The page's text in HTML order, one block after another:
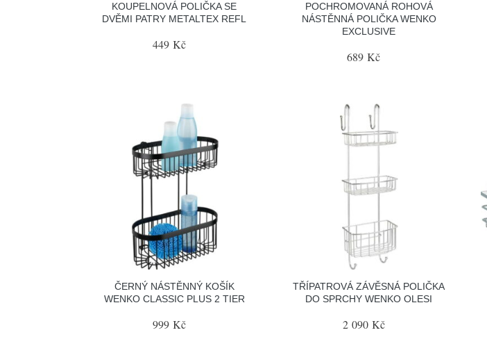
KOUPELNOVÁ POLIČKA SE
DVĚMI PATRY METALTEX REFL
449 Kč
POCHROMOVANÁ ROHOVÁ
NÁSTĚNNÁ POLIČKA WENKO
EXCLUSIVE
689 Kč
ČERNÝ NÁSTĚNNÝ KOŠÍK
WENKO CLASSIC PLUS 2 TIER
999 Kč
TŘÍPATROVÁ ZÁVĚSNÁ POLIČKA
DO SPRCHY WENKO OLESI
2 090 Kč